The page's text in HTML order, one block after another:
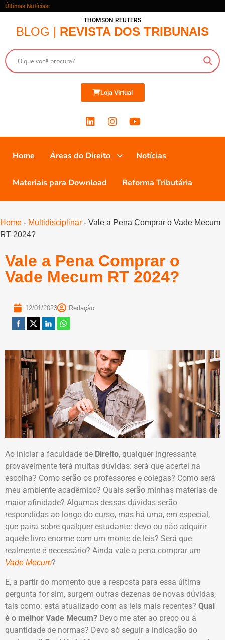
Últimas Notícias:
THOMSON REUTERS
BLOG | REVISTA DOS TRIBUNAIS
Loja Virtual
Home Áreas do Direito Notícias
Materiais para Download Reforma Tributária
Home - Multidisciplinar - Vale a Pena Comprar o Vade Mecum
RT 2024?
Vale a Pena Comprar o
Vade Mecum RT 2024?
12/01/2023 Redação
Ao iniciar a faculdade de Direito, qualquer ingressante
provavelmente terá muitas dúvidas: será que acertei na
escolha? Como serão os professores e colegas? Como será
meu ambiente acadêmico? Quais serão minhas matérias de
maior afinidade? Algumas dessas dúvidas serão
respondidas ao longo do curso, mas há uma, em especial,
que paira sobre qualquer estudante: devo ou não adquirir
aquele livro enorme com um monte de leis? Será que
realmente é necessário? Ainda vale a pena comprar um
Vade Mecum?
E, a partir do momento que a resposta para essa última
pergunta for sim, surgem outras dezenas de novas dúvidas,
tais como: está atualizado com as leis mais recentes? Qual
é o melhor Vade Mecum? Devo me ater ao preço ou à
quantidade de normas? Devo só seguir a indicação do